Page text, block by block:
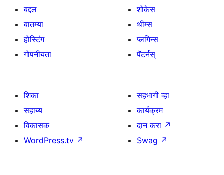
बद्दल
बातम्या
होस्टिंग
गोपनीयता
शोकेस
थीम्स
प्लगिन्स
पॅटर्नस्
शिका
सहाय्य
विकासक
WordPress.tv ↗
सहभागी व्हा
कार्यक्रम
दान करा ↗
Swag ↗